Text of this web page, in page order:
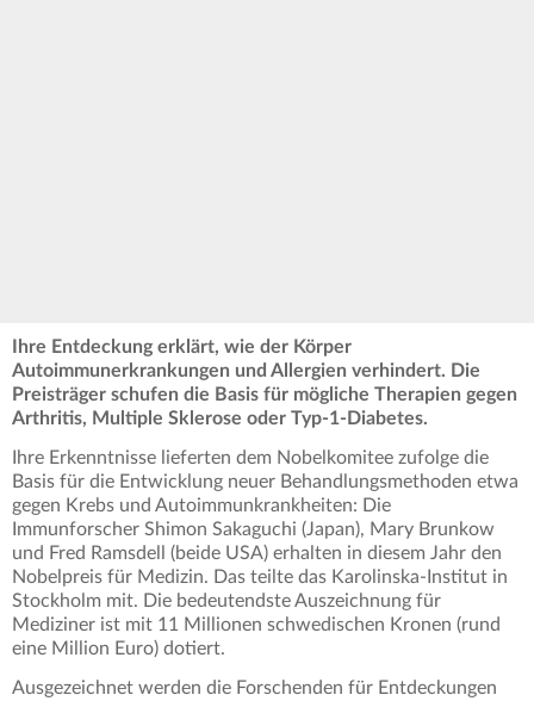
Ihre Entdeckung erklärt, wie der Körper
Autoimmunerkrankungen und Allergien verhindert. Die
Preisträger schufen die Basis für mögliche Therapien gegen
Arthritis, Multiple Sklerose oder Typ-1-Diabetes.
Ihre Erkenntnisse lieferten dem Nobelkomitee zufolge die
Basis für die Entwicklung neuer Behandlungsmethoden etwa
gegen Krebs und Autoimmunkrankheiten: Die
Immunforscher Shimon Sakaguchi (Japan), Mary Brunkow
und Fred Ramsdell (beide USA) erhalten in diesem Jahr den
Nobelpreis für Medizin. Das teilte das Karolinska-Institut in
Stockholm mit. Die bedeutendste Auszeichnung für
Mediziner ist mit 11 Millionen schwedischen Kronen (rund
eine Million Euro) dotiert.
Ausgezeichnet werden die Forschenden für Entdeckungen